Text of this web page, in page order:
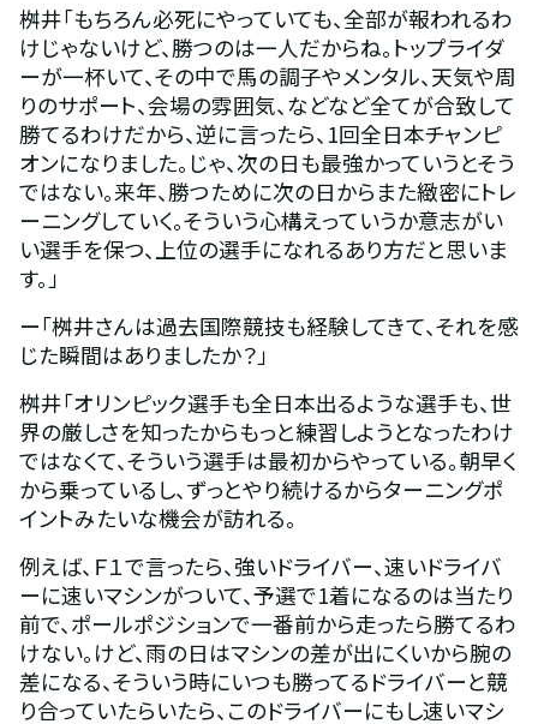
桝井「もちろん必死にやっていても、全部が報われるわ
けじゃないけど、勝つのは一人だからね。トップライダ
ーが一杯いて、その中で馬の調子やメンタル、天気や周
りのサポート、会場の雰囲気、などなど全てが合致して
勝てるわけだから、逆に言ったら、1回全日本チャンピ
オンになりました。じゃ、次の日も最強かっていうとそう
ではない。来年、勝つために次の日からまた緻密にトレ
ーニングしていく。そういう心構えっていうか意志がい
い選手を保つ、上位の選手になれるあり方だと思いま
す。」
ー「桝井さんは過去国際競技も経験してきて、それを感
じた瞬間はありましたか？」
桝井「オリンピック選手も全日本出るような選手も、世
界の厳しさを知ったからもっと練習しようとなったわけ
ではなくて、そういう選手は最初からやっている。朝早く
から乗っているし、ずっとやり続けるからターニングポ
イントみたいな機会が訪れる。
例えば、Ｆ１で言ったら、強いドライバー、速いドライバ
ーに速いマシンがついて、予選で1着になるのは当たり
前で、ポールポジションで一番前から走ったら勝てるわ
けない。けど、雨の日はマシンの差が出にくいから腕の
差になる、そういう時にいつも勝ってるドライバーと競
り合っていたらいたら、このドライバーにもし速いマシ